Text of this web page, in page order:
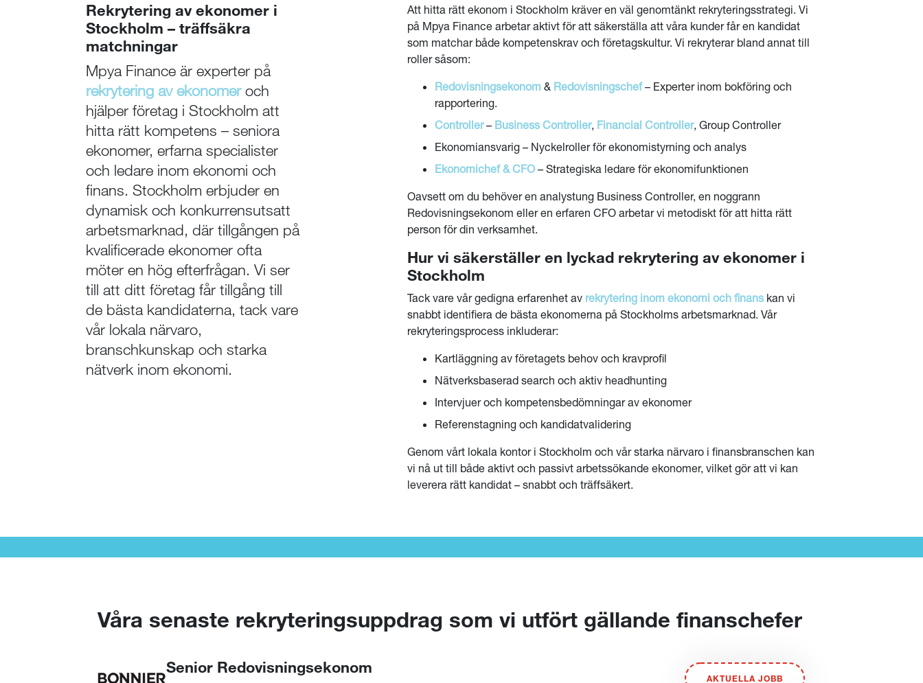
Rekrytering av ekonomer i
Stockholm – träffsäkra
matchningar
Mpya Finance är experter på
rekrytering av ekonomeroch
hjälper företag i Stockholm att
hitta rätt kompetens – seniora
ekonomer, erfarna specialister
och ledare inom ekonomi och
finans. Stockholm erbjuder en
dynamisk och konkurrensutsatt
arbetsmarknad, där tillgången på
kvalificerade ekonomer ofta
möter en hög efterfrågan. Vi ser
till att ditt företag får tillgång till
de bästa kandidaterna, tack vare
vår lokala närvaro,
branschkunskap och starka
nätverk inom ekonomi.
Att hitta rätt ekonom i Stockholm kräver en väl genomtänkt rekryteringsstrategi. Vi
på Mpya Finance arbetar aktivt för att säkerställa att våra kunder får en kandidat
som matchar både kompetenskrav och företagskultur. Vi rekryterar bland annat till
roller såsom:
Redovisningsekonom& Redovisningschef– Experter inom bokföring och
rapportering.
Controller– Business Controller, Financial Controller, Group Controller
Ekonomiansvarig – Nyckelroller för ekonomistyrning och analys
Ekonomichef & CFO– Strategiska ledare för ekonomifunktionen
Oavsett om du behöver en analystung Business Controller, en noggrann
Redovisningsekonom eller en erfaren CFO arbetar vi metodiskt för att hitta rätt
person för din verksamhet.
Hur vi säkerställer en lyckad rekrytering av ekonomer i
Stockholm
Tack vare vår gedigna erfarenhet av rekrytering inom ekonomi och finanskan vi
snabbt identifiera de bästa ekonomerna på Stockholms arbetsmarknad. Vår
rekryteringsprocess inkluderar:
Kartläggning av företagets behov och kravprofil
Nätverksbaserad search och aktiv headhunting
Intervjuer och kompetensbedömningar av ekonomer
Referenstagning och kandidatvalidering
Genom vårt lokala kontor i Stockholm och vår starka närvaro i finansbranschen kan
vi nå ut till både aktivt och passivt arbetssökande ekonomer, vilket gör att vi kan
leverera rätt kandidat – snabbt och träffsäkert.
Våra senaste rekryteringsuppdrag som vi utfört gällande finanschefer
Senior Redovisningsekonom
AKTUELLA JOBB